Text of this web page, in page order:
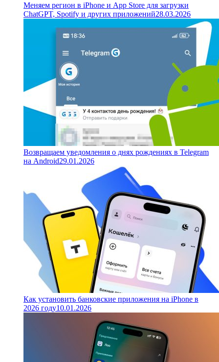
Меняем регион в iPhone и App Store для загрузки
ChatGPT, Spotify и других приложений28.03.2026
Возвращаем уведомления о днях рождениях в Telegram
на Android29.01.2026
Как установить банковские приложения на iPhone в
2026 году10.01.2026